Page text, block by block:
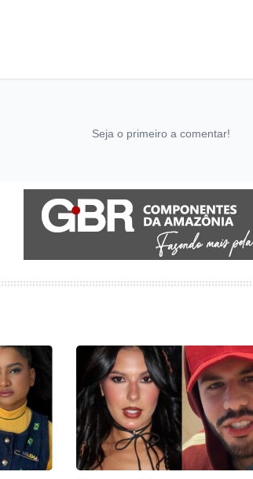
Seja o primeiro a comentar!